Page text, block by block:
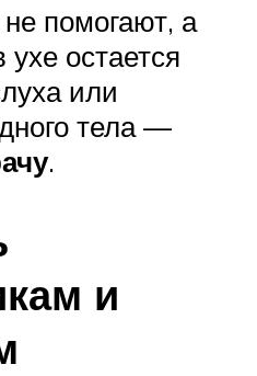
помогают, а
остается
или
тела —
.
и